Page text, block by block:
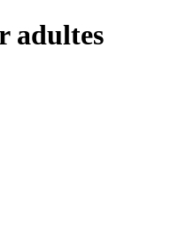
adultes